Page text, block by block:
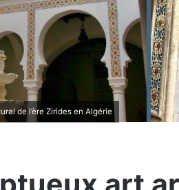
de l’ère Zirides en Algérie